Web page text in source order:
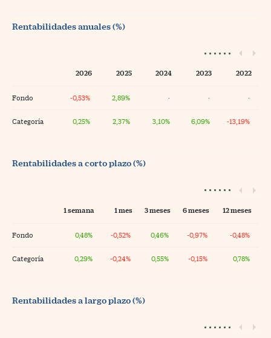
Rentabilidades anuales (%)
2026 2025 2024 2023 2022
Fondo -0,53% 2,89% · · ·
Categoría 0,25% 2,37% 3,10% 6,09% -13,19%
Rentabilidades a corto plazo (%)
1 semana 1 mes 3 meses 6 meses 12 meses
Fondo 0,48% -0,52% 0,46% -0,97% -0,48%
Categoría 0,29% -0,24% 0,55% -0,15% 0,78%
Rentabilidades a largo plazo (%)